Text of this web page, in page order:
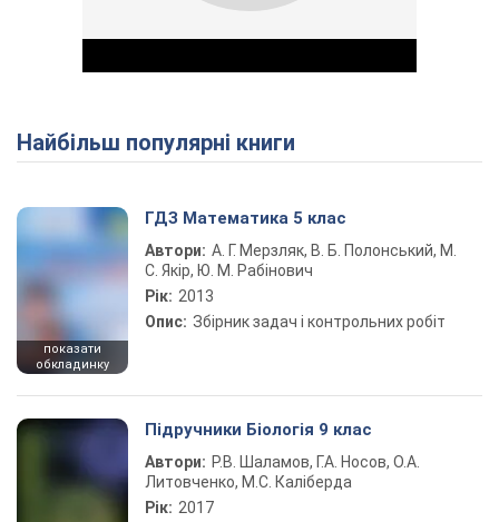
Play Video
Найбільш популярні книги
показати
обкладинку
ГДЗ Математика 5 клас
Автори: А. Г. Мерзляк, В. Б. Полонський, М.
С. Якір, Ю. М. Рабінович
Рік: 2013
Опис: Збірник задач і контрольних робіт
Підручники Біологія 9 клас
Автори: Р.В. Шаламов, Г.А. Носов, О.А.
Литовченко, М.С. Каліберда
Рік: 2017